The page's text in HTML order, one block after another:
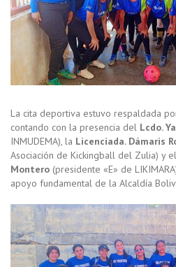
La cita deportiva estuvo respaldada
contando con la presencia del Lcdo.
INMUDEMA), la Licenciada. Dámaris
Asociación de Kickingball del Zulia) y el
Montero (presidente «E» de
apoyo fundamental de la Alcaldía